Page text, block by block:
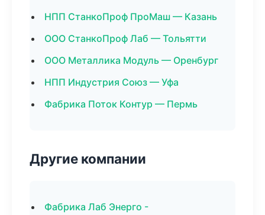
НПП СтанкоПроф ПроМаш — Казань
ООО СтанкоПроф Лаб — Тольятти
ООО Металлика Модуль — Оренбург
НПП Индустрия Союз — Уфа
Фабрика Поток Контур — Пермь
Другие компании
Фабрика Лаб Энерго -